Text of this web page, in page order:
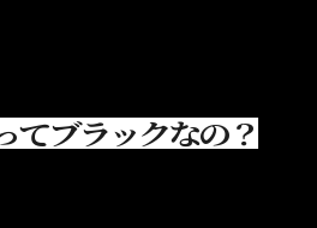
てブラックなの？